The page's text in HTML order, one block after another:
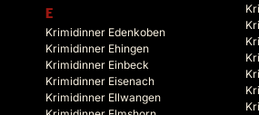
E
Krimidinner Edenkoben
Krimidinner Ehingen
Krimidinner Einbeck
Krimidinner Eisenach
Krimidinner Ellwangen